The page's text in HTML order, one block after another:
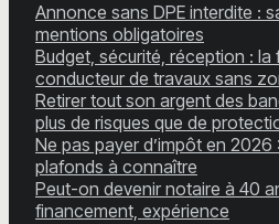
Annonce sans DPE interdite :
mentions obligatoires
Budget, sécurité, réception : la
conducteur de travaux sans
Retirer tout son argent des
plus de risques que de
Ne pas payer d’impôt en 2026
plafonds à connaître
Peut-on devenir notaire à 40
financement, expérience